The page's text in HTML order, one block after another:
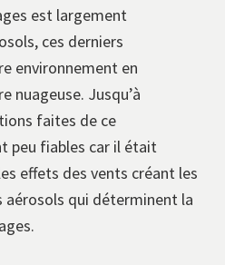
est largement
ces derniers
environnement en
nuageuse. Jusqu’à
faites de ce
peu fiables car il était
effets des vents créant les
aérosols qui déterminent la